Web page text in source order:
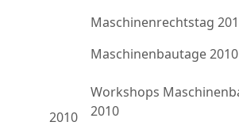
2010
Maschinenrechtstag
Maschinenbautage 2010
Workshops
2010